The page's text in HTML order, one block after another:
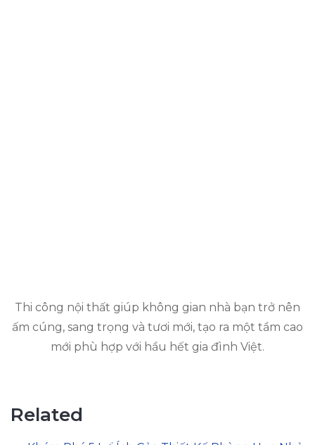
Thi công nội thất giúp không gian nhà bạn trở nên
ấm cúng, sang trọng và tươi mới, tạo ra một tầm cao
mới phù hợp với hầu hết gia đình Việt.
Related